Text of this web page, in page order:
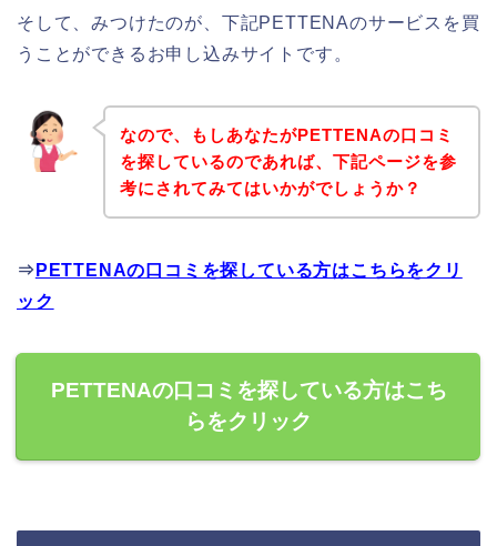
そして、みつけたのが、下記PETTENAのサービスを買
うことができるお申し込みサイトです。
なので、もしあなたがPETTENAの口コミ
を探しているのであれば、下記ページを参
考にされてみてはいかがでしょうか？
⇒ PETTENAの口コミを探している方はこちらをクリ
ック
PETTENAの口コミを探している方はこち
らをクリック